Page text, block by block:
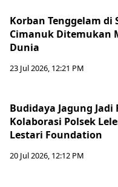
Korban Tenggelam di
Cimanuk Ditemukan
Dunia
23 Jul 2026, 12:21 PM
Budidaya Jagung Jadi
Kolaborasi Polsek
Lestari Foundation
20 Jul 2026, 12:12 PM